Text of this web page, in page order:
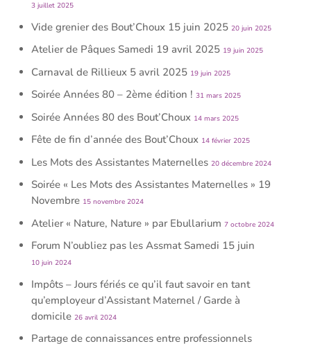
3 juillet 2025
Vide grenier des Bout’Choux 15 juin 2025 20 juin 2025
Atelier de Pâques Samedi 19 avril 2025 19 juin 2025
Carnaval de Rillieux 5 avril 2025 19 juin 2025
Soirée Années 80 – 2ème édition ! 31 mars 2025
Soirée Années 80 des Bout’Choux 14 mars 2025
Fête de fin d’année des Bout’Choux 14 février 2025
Les Mots des Assistantes Maternelles 20 décembre 2024
Soirée « Les Mots des Assistantes Maternelles » 19
Novembre 15 novembre 2024
Atelier « Nature, Nature » par Ebullarium 7 octobre 2024
Forum N’oubliez pas les Assmat Samedi 15 juin
10 juin 2024
Impôts – Jours fériés ce qu’il faut savoir en tant
qu’employeur d’Assistant Maternel / Garde à
domicile 26 avril 2024
Partage de connaissances entre professionnels